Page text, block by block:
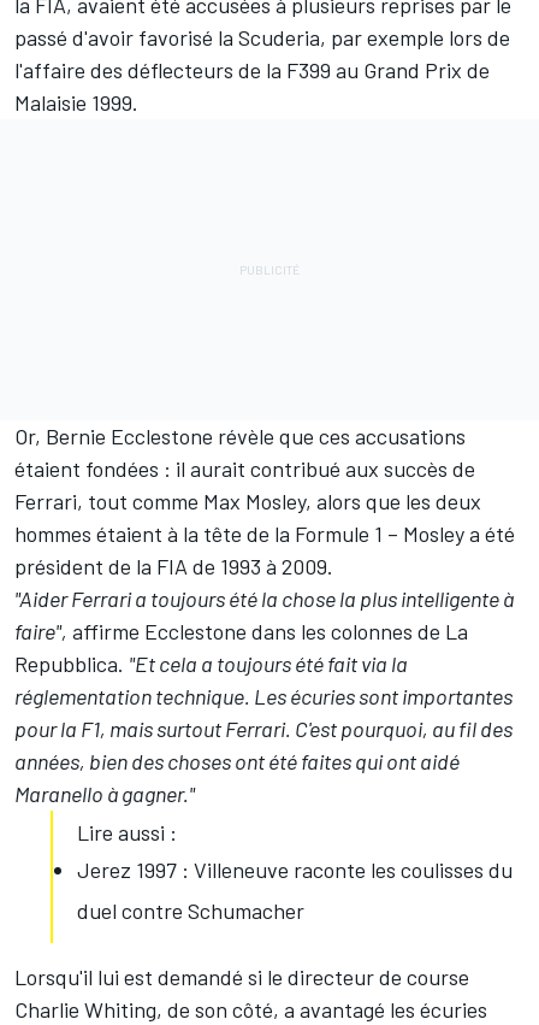
passé d'avoir favorisé la Scuderia, par exemple lors de
l'affaire des déflecteurs de la F399 au Grand Prix de
Malaisie 1999.
Or, Bernie Ecclestone révèle que ces accusations
étaient fondées : il aurait contribué aux succès de
Ferrari, tout comme Max Mosley, alors que les deux
hommes étaient à la tête de la Formule 1 – Mosley a été
président de la FIA de 1993 à 2009.
"Aider Ferrari a toujours été la chose la plus intelligente à
faire", affirme Ecclestone dans les colonnes de La
Repubblica. "Et cela a toujours été fait via la
réglementation technique. Les écuries sont importantes
pour la F1, mais surtout Ferrari. C'est pourquoi, au fil des
années, bien des choses ont été faites qui ont aidé
Maranello à gagner."
Lire aussi :
Jerez 1997 : Villeneuve raconte les coulisses du
duel contre Schumacher
Lorsqu'il lui est demandé si le directeur de course
Charlie Whiting, de son côté, a avantagé les écuries